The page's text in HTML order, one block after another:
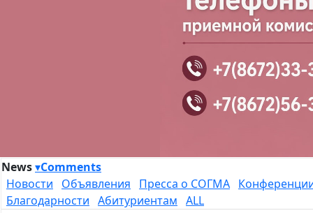
News▾Comments
Новости
Объявления Пресса о СОГМА
Благодарности Абитуриентам ALL